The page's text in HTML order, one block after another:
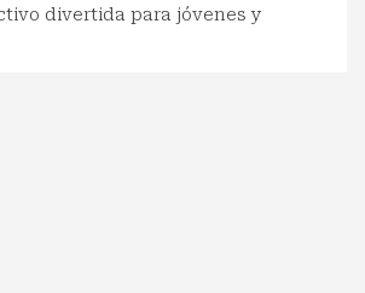
divertida para jóvenes y